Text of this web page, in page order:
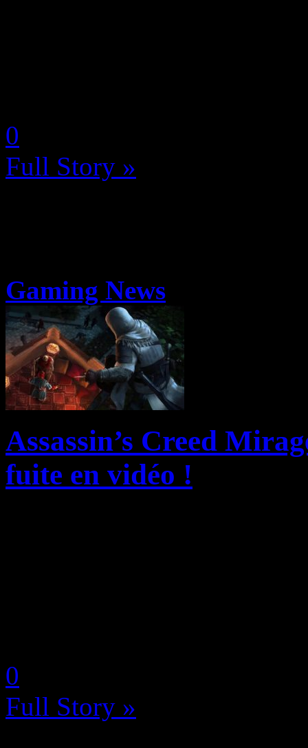
0
Full Story »
Gaming News
Assassin’s Creed
fuite en vidéo !
0
Full Story »